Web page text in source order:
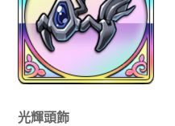
光輝頭飾